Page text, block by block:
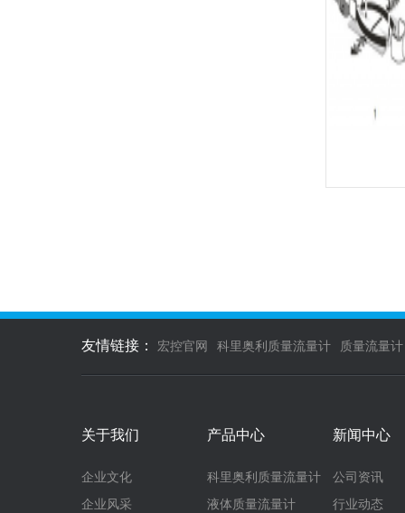
友情链接： 宏控官网 科里奥利质量流量计 质量流量计
关于我们
企业文化
企业风采
产品中心
科里奥利质量流量计
液体质量流量计
新闻中心
公司资讯
行业动态